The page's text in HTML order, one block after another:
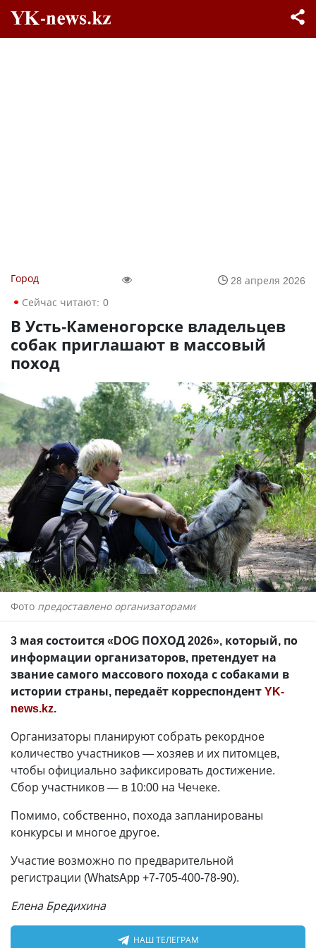
Город
28 апреля 2026
Сейчас читают: 0
В Усть-Каменогорске владельцев
собак приглашают в массовый
поход
Фото предоставлено организаторами
3 мая состоится «DOG ПОХОД 2026», который, по
информации организаторов, претендует на
звание самого массового похода с собаками в
истории страны, передаёт корреспондентYK-
news.kz.
Организаторы планируют собрать рекордное
количество участников — хозяев и их питомцев,
чтобы официально зафиксировать достижение.
Сбор участников — в 10:00 на Чечеке.
Помимо, собственно, похода запланированы
конкурсы и многое другое.
Участие возможно по предварительной
регистрации (WhatsApp +7-705-400-78-90).
Елена Бредихина
НАШ ТЕЛЕГРАМ